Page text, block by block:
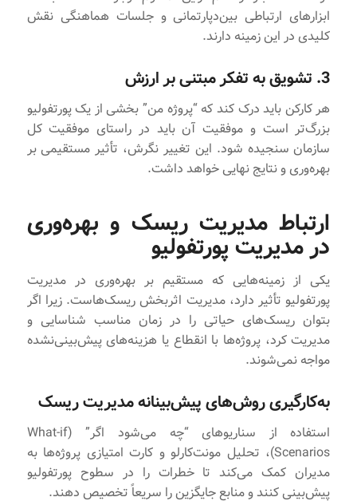
ابزارهای ارتباطی بین‌دپارتمانی و جلسات هماهنگی نقش
کلیدی در این زمینه دارند.
3. تشویق به تفکر مبتنی بر ارزش
هر کارکن باید درک کند که “پروژه من” بخشی از یک پورتفولیو
بزرگ‌تر است و موفقیت آن باید در راستای موفقیت کل
سازمان سنجیده شود. این تغییر نگرش، تأثیر مستقیمی بر
بهره‌وری و نتایج نهایی خواهد داشت.
ارتباط مدیریت ریسک و بهره‌وری
در مدیریت پورتفولیو
یکی از زمینه‌هایی که مستقیم بر بهره‌وری در مدیریت
پورتفولیو تأثیر دارد، مدیریت اثربخش ریسک‌هاست. زیرا اگر
بتوان ریسک‌های حیاتی را در زمان مناسب شناسایی و
مدیریت کرد، پروژه‌ها با انقطاع یا هزینه‌های پیش‌بینی‌نشده
مواجه نمی‌شوند.
به‌کارگیری روش‌های پیش‌بینانه مدیریت ریسک
استفاده از سناریوهای “چه می‌شود اگر” (What-if
Scenarios)، تحلیل مونت‌کارلو و کارت امتیازی پروژه‌ها به
مدیران کمک می‌کند تا خطرات را در سطوح پورتفولیو
پیش‌بینی کنند و منابع جایگزین را سریعاً تخصیص دهند.